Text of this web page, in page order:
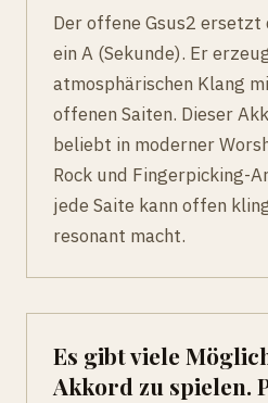
Der offene Gsus2 ersetzt
ein A (Sekunde). Er
atmosphärischen Klang
offenen Saiten. Dieser
beliebt in moderner
Rock und Fingerpicking-
jede Saite kann offen
resonant macht.
Es gibt viele
Akkord zu spielen.